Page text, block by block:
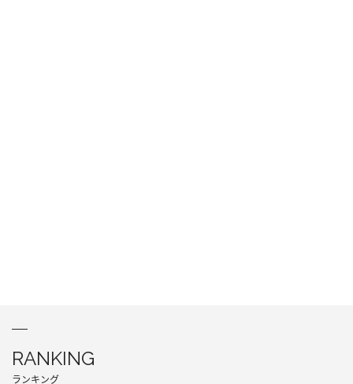
RANKING
ランキング